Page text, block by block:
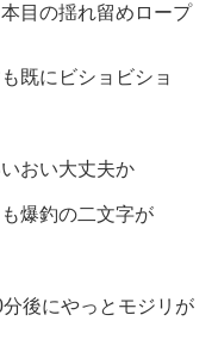
目の揺れ留めロープ
既にビショビショ
おい大丈夫か
爆釣の二文字が
後にやっとモジリが